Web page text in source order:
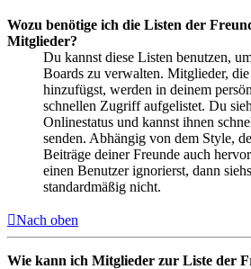
Wozu benötige ich die Listen der
Mitglieder?
Du kannst diese Listen benutzen,
Boards zu verwalten. Mitglieder,
hinzufügst, werden in deinem
schnellen Zugriff aufgelistet. Du
Onlinestatus und kannst ihnen
senden. Abhängig von dem Style,
Beiträge deiner Freunde auch
einen Benutzer ignorierst, dann
standardmäßig nicht.
Nach oben
Wie kann ich Mitglieder zur Liste der